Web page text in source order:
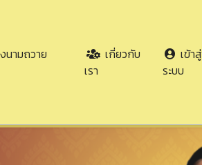
นามถวาย
เกี่ยวกับ
เรา
เข้าสู่
ระบบ